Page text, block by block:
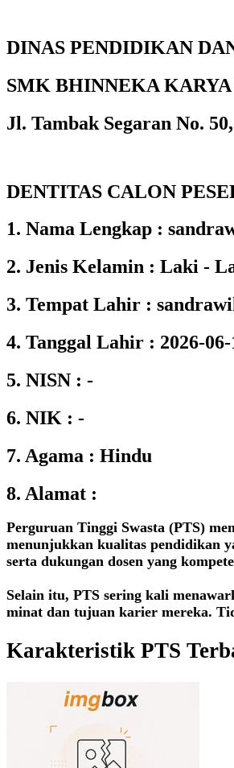
DINAS PENDIDIKAN
SMK BHINNEKA
Jl. Tambak Segaran No.
DENTITAS CALON
1. Nama Lengkap :
2. Jenis Kelamin : Laki -
3. Tempat Lahir :
4. Tanggal Lahir : 2026-06-
5. NISN : -
6. NIK : -
7. Agama : Hindu
8. Alamat :
Perguruan Tinggi Swasta (PTS)
menunjukkan kualitas pendidikan
serta dukungan dosen yang
Selain itu, PTS sering kali
minat dan tujuan karier mereka.
Karakteristik PTS